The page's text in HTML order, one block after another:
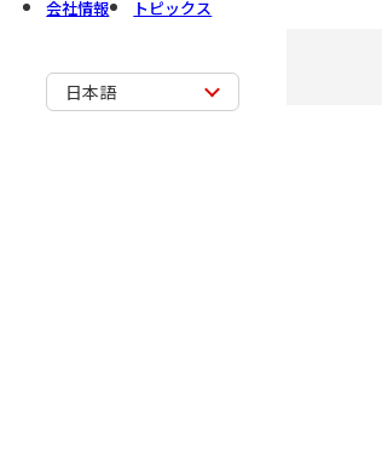
会社情報 トピックス
日本語